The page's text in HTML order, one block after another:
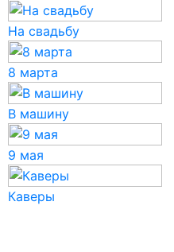
На свадьбу
8 марта
В машину
9 мая
Каверы